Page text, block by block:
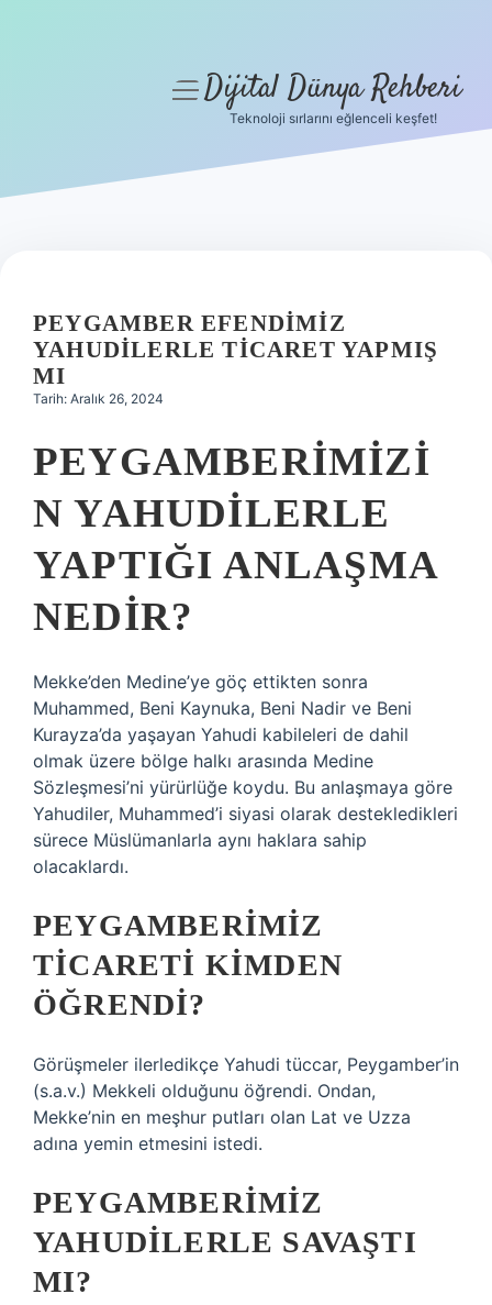
Hakkımızda
menüyüDijital Dünya Rehberi
Teknoloji sırlarını eğlenceli keşfet!
PEYGAMBER EFENDIMIZ
YAHUDILERLE TICARET YAPMIŞ
MI
Tarih: Aralık 26, 2024
PEYGAMBERIMIZI
N YAHUDILERLE
YAPTIĞI ANLAŞMA
NEDIR?
Mekke’den Medine’ye göç ettikten sonra
Muhammed, Beni Kaynuka, Beni Nadir ve Beni
Kurayza’da yaşayan Yahudi kabileleri de dahil
olmak üzere bölge halkı arasında Medine
Sözleşmesi’ni yürürlüğe koydu. Bu anlaşmaya göre
Yahudiler, Muhammed’i siyasi olarak destekledikleri
sürece Müslümanlarla aynı haklara sahip
olacaklardı.
PEYGAMBERIMIZ
TICARETI KIMDEN
ÖĞRENDI?
Görüşmeler ilerledikçe Yahudi tüccar, Peygamber’in
(s.a.v.) Mekkeli olduğunu öğrendi. Ondan,
Mekke’nin en meşhur putları olan Lat ve Uzza
adına yemin etmesini istedi.
PEYGAMBERIMIZ
YAHUDILERLE SAVAŞTI
MI?